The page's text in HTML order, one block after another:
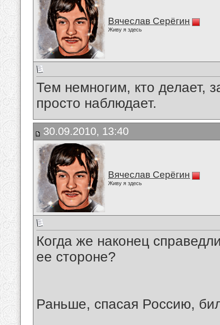
Вячеслав Серёгин
Живу я здесь
Тем немногим, кто делает,
просто наблюдает.
30.09.2010, 13:40
Вячеслав Серёгин
Живу я здесь
Когда же наконец
ее стороне?
Раньше, спасая Россию,